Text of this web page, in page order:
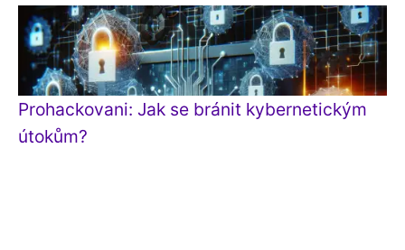
Prohackovani: Jak se bránit kybernetickým
útokům?